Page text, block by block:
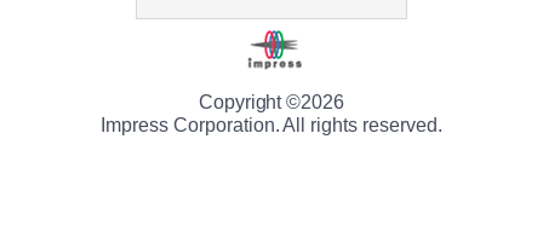
Copyright ©2026
Impress Corporation. All rights reserved.